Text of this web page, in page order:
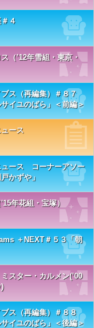
４
（’12年雪組・東京・
ス（再編集）＃８７
サイユのばら」＜前編＞
ース
ュース コーナーアソー
かずや」
年花組・宝塚）
＋NEXT＃５３「朝
スター・カルメン(’00
ス（再編集）＃８８
サイユのばら」＜後編＞